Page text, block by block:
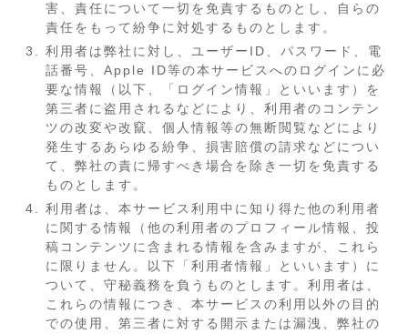
害、責任について一切を免責するものとし、自らの
責任をもって紛争に対処するものとします。
利用者は弊社に対し、ユーザーID、パスワード、電
話番号、Apple ID等の本サービスへのログインに必
要な情報（以下、「ログイン情報」といいます）を
第三者に盗用されるなどにより、利用者のコンテン
ツの改変や改竄、個人情報等の無断閲覧などにより
発生するあらゆる紛争、損害賠償の請求などについ
て、弊社の責に帰すべき場合を除き一切を免責する
ものとします。
利用者は、本サービス利用中に知り得た他の利用者
に関する情報（他の利用者のプロフィール情報、投
稿コンテンツに含まれる情報を含みますが、これら
に限りません。以下「利用者情報」といいます）に
ついて、守秘義務を負うものとします。利用者は、
これらの情報につき、本サービスの利用以外の目的
での使用、第三者に対する開示または漏洩、弊社の